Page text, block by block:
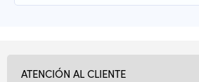
ATENCIÓN AL CLIENTE